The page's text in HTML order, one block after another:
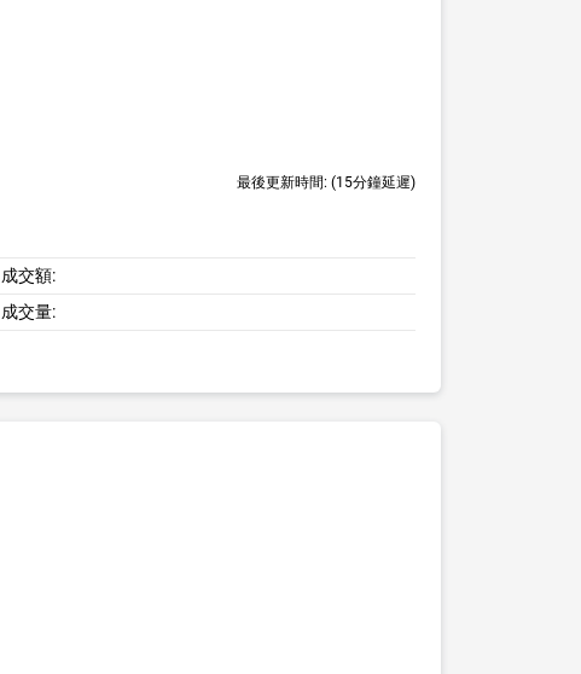
最後更新時間: (15分鐘延遲)
成交額:
成交量: